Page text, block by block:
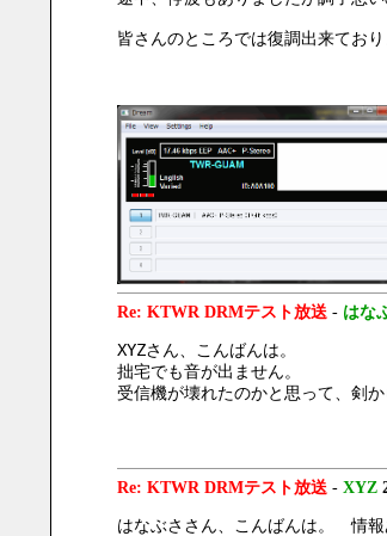
皆さんのところでは復調出来ており
Re: KTWR DRMテスト放送- はな
XYZさん、こんばんは。
拙宅でも音が出ません。
受信機が壊れたのかと思って、剣
Re: KTWR DRMテスト放送- XYZ
はなぶささん、こんばんは。　情報